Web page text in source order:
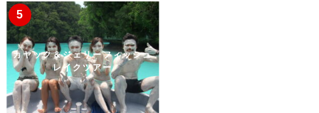
カヤック＆ジェリーフィッシュ
レイクツアー